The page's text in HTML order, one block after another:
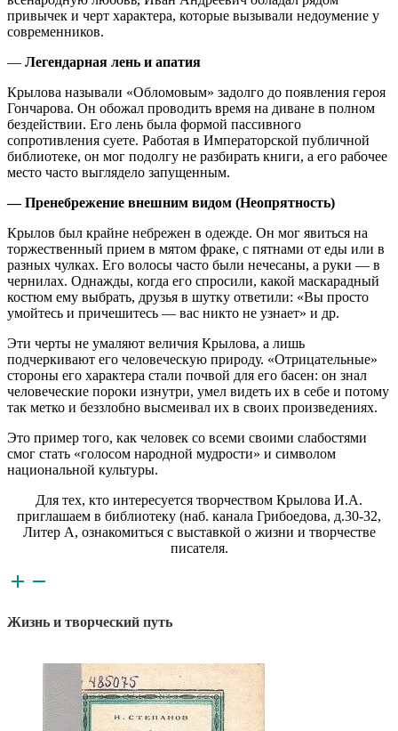
привычек и черт характера, которые вызывали недоумение у
современников.
— Легендарная лень и апатия
Крылова называли «Обломовым» задолго до появления героя
Гончарова. Он обожал проводить время на диване в полном
бездействии. Его лень была формой пассивного
сопротивления суете. Работая в Императорской публичной
библиотеке, он мог подолгу не разбирать книги, а его рабочее
место часто выглядело запущенным.
— Пренебрежение внешним видом (Неопрятность)
Крылов был крайне небрежен в одежде. Он мог явиться на
торжественный прием в мятом фраке, с пятнами от еды или в
разных чулках. Его волосы часто были нечесаны, а руки — в
чернилах. Однажды, когда его спросили, какой маскарадный
костюм ему выбрать, друзья в шутку ответили: «Вы просто
умойтесь и причешитесь — вас никто не узнает» и др.
Эти черты не умаляют величия Крылова, а лишь
подчеркивают его человеческую природу. «Отрицательные»
стороны его характера стали почвой для его басен: он знал
человеческие пороки изнутри, умел видеть их в себе и потому
так метко и беззлобно высмеивал их в своих произведениях.
Это пример того, как человек со всеми своими слабостями
смог стать «голосом народной мудрости» и символом
национальной культуры.
Для тех, кто интересуется творчеством Крылова И.А.
приглашаем в библиотеку (наб. канала Грибоедова, д.30-32,
Литер А, ознакомиться с выставкой о жизни и творчестве
писателя.
Жизнь и творческий путь